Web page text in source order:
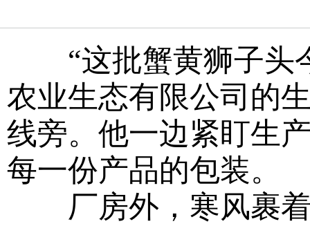
“这批蟹黄狮子头今
农业生态有限公司的
线旁。他一边紧盯生
每一份产品的包装。
厂房外，寒风裹着